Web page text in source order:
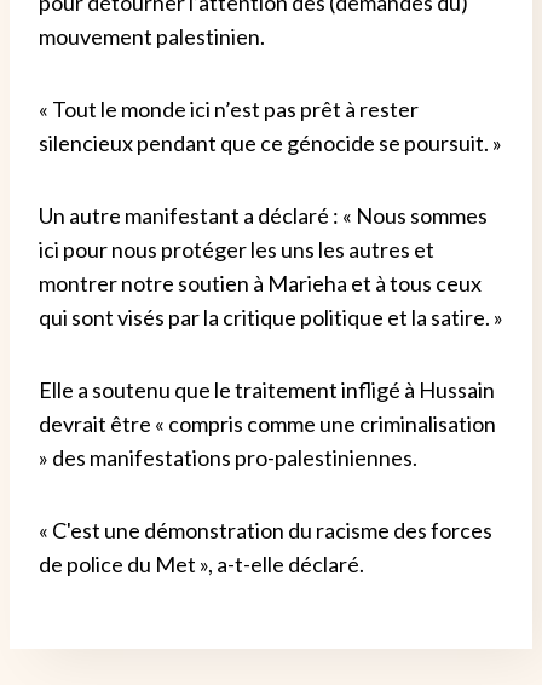
mouvement palestinien.
« Tout le monde ici n’est pas prêt à rester
silencieux pendant que ce génocide se poursuit. »
Un autre manifestant a déclaré : « Nous sommes
ici pour nous protéger les uns les autres et
montrer notre soutien à Marieha et à tous ceux
qui sont visés par la critique politique et la satire. »
Elle a soutenu que le traitement infligé à Hussain
devrait être « compris comme une criminalisation
» des manifestations pro-palestiniennes.
« C'est une démonstration du racisme des forces
de police du Met », a-t-elle déclaré.